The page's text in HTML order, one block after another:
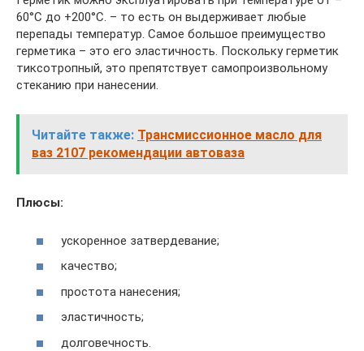
60°С до +200°С. – то есть он выдерживает любые
перепады температур. Самое большое преимущество
герметика – это его эластичность. Поскольку герметик
тиксотропный, это препятствует самопроизвольному
стеканию при нанесении.
Читайте также: Трансмиссионное масло для
ваз 2107 рекомендации автоваза
Плюсы:
ускоренное затвердевание;
качество;
простота нанесения;
эластичность;
долговечность.